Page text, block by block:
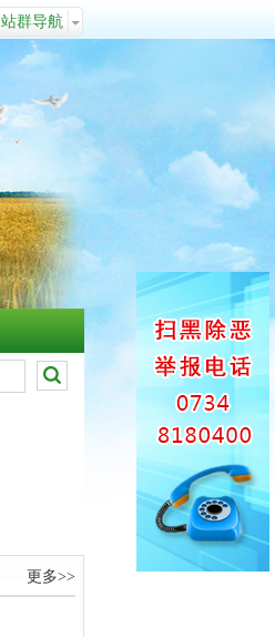
站群导航
校地携手赋能蔬菜种业振兴 湖
更多>>